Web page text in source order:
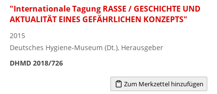
"Internationale Tagung RASSE / GESCHICHTE UND
AKTUALITÄT EINES GEFÄHRLICHEN KONZEPTS"
2015
Deutsches Hygiene-Museum (Dt.), Herausgeber
DHMD 2018/726
Zum Merkzettel hinzufügen